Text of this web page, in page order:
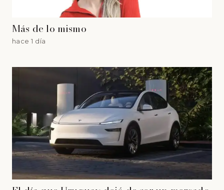
Más de lo mismo
hace 1 día